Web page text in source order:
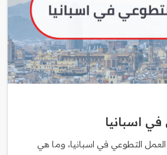
اسبانيا
التطوعي في اسبانيا، وما هي